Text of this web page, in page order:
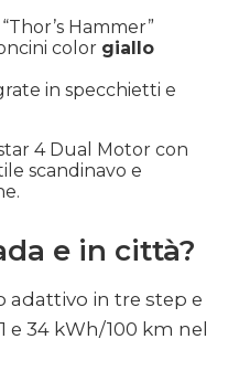
Hammer”
color giallo
in specchietti e
4 Dual Motor con
scandinavo e
e in città?
adattivo in tre step e
e 34 kWh/100 km nel